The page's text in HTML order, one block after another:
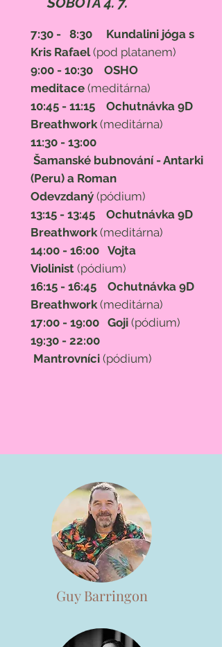
7:30 - 8:30 Kundalini jóga s
Kris Rafael(pod platanem)
9:00 - 10:30
OSHO
meditace (meditárna)
10:45 - 11:15 Ochutnávka 9D
Breathwork(meditárna)
11:30 - 13:00
Šamanské bubnování - Antarki
(Peru) a Roman
Odevzdaný (pódium)
13:15 - 13:45 Ochutnávka 9D
Breathwork(meditárna)
14:00 - 16:00 Vojta
Violinist (pódium)
16:15 - 16:45 Ochutnávka 9D
Breathwork(meditárna)
17:00 - 19:00 Goji (pódium)
19:30 - 22:00
Mantrovníci (pódium)
Guy Barringon